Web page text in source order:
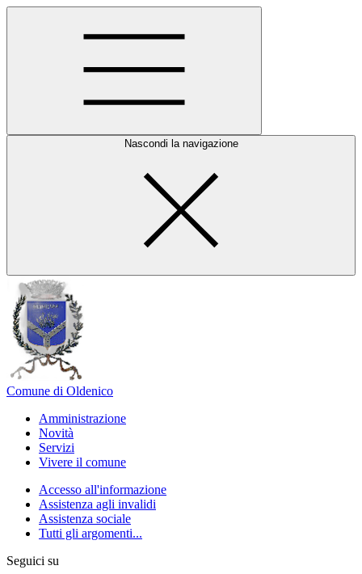
Nascondi la navigazione
Comune di Oldenico
Amministrazione
Novità
Servizi
Vivere il comune
Accesso all'informazione
Assistenza agli invalidi
Assistenza sociale
Tutti gli argomenti...
Seguici su